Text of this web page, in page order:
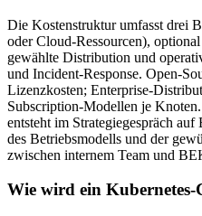
Die Kostenstruktur umfasst drei
oder Cloud-Ressourcen),
gewählte Distribution und
und Incident-Response. Open-
Lizenzkosten; Enterprise-
Subscription-Modellen je
entsteht im Strategiegespräch
des Betriebsmodells und der
zwischen internem Team und
Wie wird ein Kubernetes-